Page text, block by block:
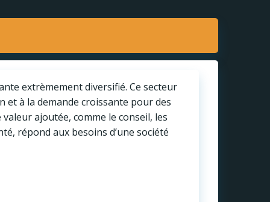
extrèmement diversifié. Ce secteur
à la demande croissante pour des
ajoutée, comme le conseil, les
répond aux besoins d’une société